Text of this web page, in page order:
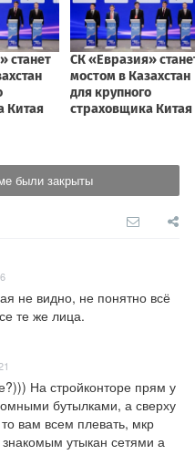
были закрыты
не видно, не понятно всё
те же лица.
На стройконторе прям у
бутылками, а сверху
вам всем плевать, мкр
утыкан сетями а